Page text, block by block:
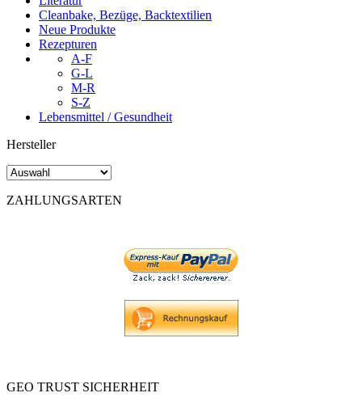
Cleanbake, Bezüge, Backtextilien
Neue Produkte
Rezepturen
A-F
G-L
M-R
S-Z
Lebensmittel / Gesundheit
Hersteller
ZAHLUNGSARTEN
GEO TRUST SICHERHEIT